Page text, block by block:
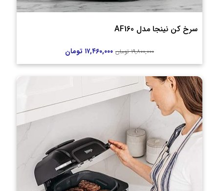
سرخ کن نینجا مدل AF160
۱۹,۸۰۰,۰۰۰ تومان ۱۷,۴۶۰,۰۰۰ تومان